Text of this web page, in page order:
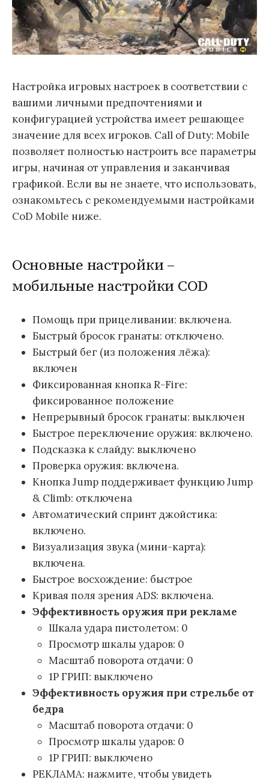
Настройка игровых настроек в соответствии с
вашими личными предпочтениями и
конфигурацией устройства имеет решающее
значение для всех игроков. Call of Duty: Mobile
позволяет полностью настроить все параметры
игры, начиная от управления и заканчивая
графикой. Если вы не знаете, что использовать,
ознакомьтесь с рекомендуемыми настройками
CoD Mobile ниже.
Основные настройки –
мобильные настройки COD
Помощь при прицеливании: включена.
Быстрый бросок гранаты: отключено.
Быстрый бег (из положения лёжа):
включен
Фиксированная кнопка R-Fire:
фиксированное положение
Непрерывный бросок гранаты: выключен
Быстрое переключение оружия: включено.
Подсказка к слайду: выключено
Проверка оружия: включена.
Кнопка Jump поддерживает функцию Jump
& Climb: отключена
Автоматический спринт джойстика:
включено.
Визуализация звука (мини-карта):
включена.
Быстрое восхождение: быстрое
Кривая поля зрения ADS: включена.
Эффективность оружия при рекламе
Шкала удара пистолетом: 0
Просмотр шкалы ударов: 0
Масштаб поворота отдачи: 0
1P ГРИП: выключено
Эффективность оружия при стрельбе от
бедра
Масштаб поворота отдачи: 0
Просмотр шкалы ударов: 0
1P ГРИП: выключено
РЕКЛАМА: нажмите, чтобы увидеть